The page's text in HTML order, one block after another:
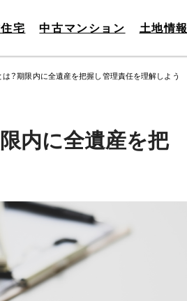
宅 中古マンション 土地情報
？期限内に全遺産を把握し管理責任を理解しよう
内に全遺産を把